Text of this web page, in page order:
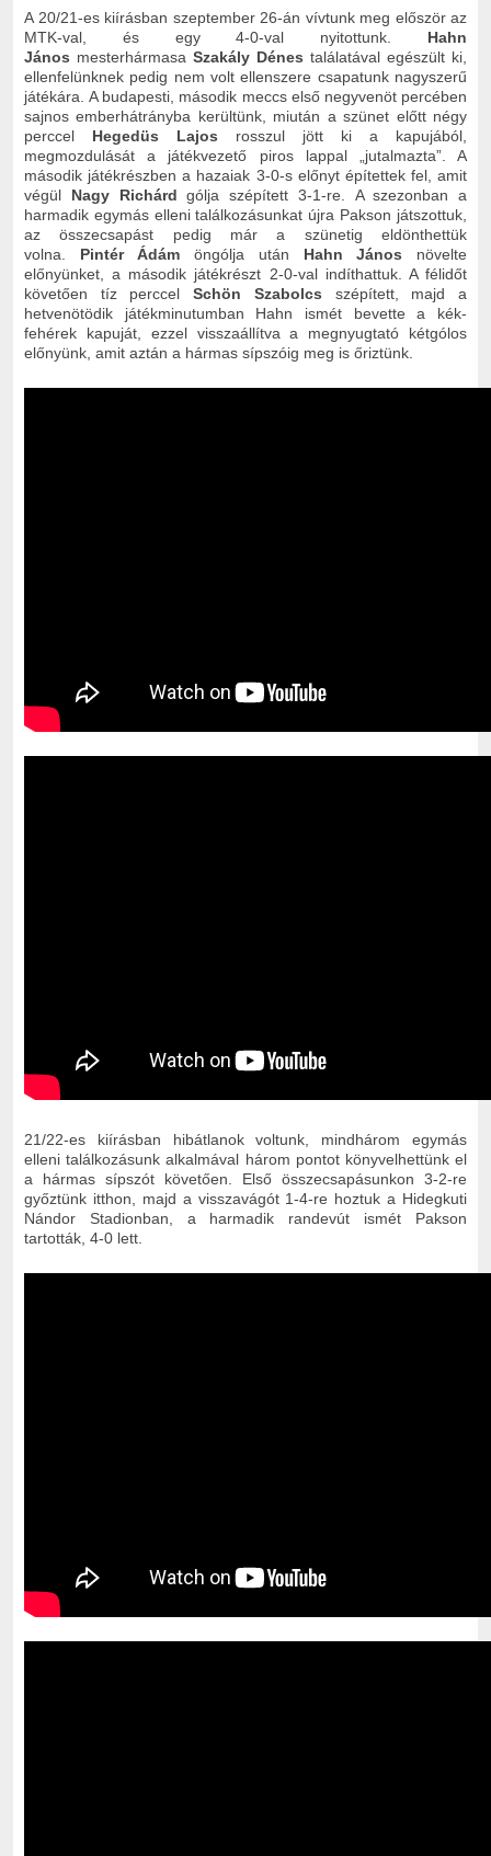
A 20/21-es kiírásban szeptember 26-án vívtunk meg először az
MTK-val, és egy 4-0-val nyitottunk. Hahn
János mesterhármasa Szakály Dénes találatával egészült ki,
ellenfelünknek pedig nem volt ellenszere csapatunk nagyszerű
játékára. A budapesti, második meccs első negyvenöt percében
sajnos emberhátrányba kerültünk, miután a szünet előtt négy
perccel Hegedüs Lajos rosszul jött ki a kapujából,
megmozdulását a játékvezető piros lappal „jutalmazta”. A
második játékrészben a hazaiak 3-0-s előnyt építettek fel, amit
végül Nagy Richárd gólja szépített 3-1-re. A szezonban a
harmadik egymás elleni találkozásunkat újra Pakson játszottuk,
az összecsapást pedig már a szünetig eldönthettük
volna. Pintér Ádám öngólja után Hahn János növelte
előnyünket, a második játékrészt 2-0-val indíthattuk. A félidőt
követően tíz perccelSchön Szabolcs szépített, majd a
hetvenötödik játékminutumban Hahn ismét bevette a kék-
fehérek kapuját, ezzel visszaállítva a megnyugtató kétgólos
előnyünk, amit aztán a hármas sípszóig meg is őriztünk.
21/22-es kiírásban hibátlanok voltunk, mindhárom egymás
elleni találkozásunk alkalmával három pontot könyvelhettünk el
a hármas sípszót követően. Első összecsapásunkon 3-2-re
győztünk itthon, majd a visszavágót 1-4-re hoztuk a Hidegkuti
Nándor Stadionban, a harmadik randevút ismét Pakson
tartották, 4-0 lett.